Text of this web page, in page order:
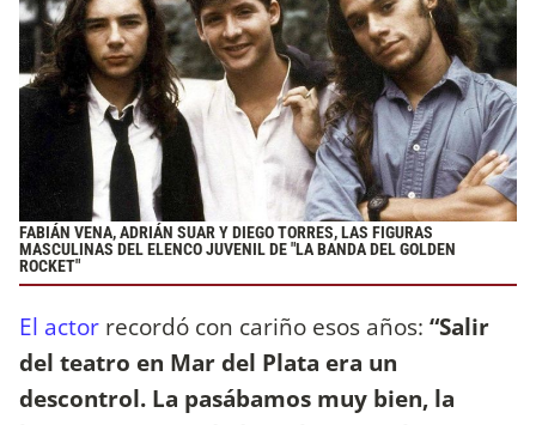
FABIÁN VENA, ADRIÁN SUAR Y DIEGO TORRES, LAS FIGURAS
MASCULINAS DEL ELENCO JUVENIL DE "LA BANDA DEL GOLDEN
ROCKET"
El actor recordó con cariño esos años: “Salir
del teatro en Mar del Plata era un
descontrol. La pasábamos muy bien, la